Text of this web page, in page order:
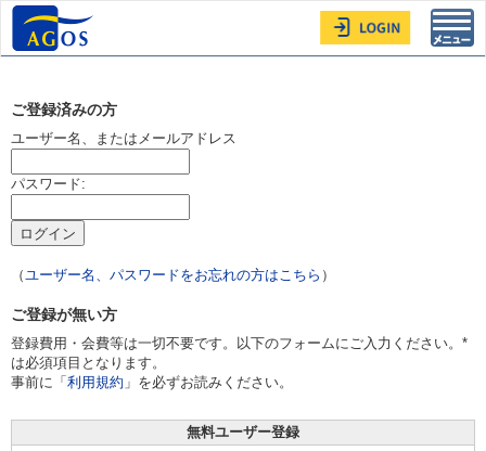
ご登録済みの方
ユーザー名、またはメールアドレス
パスワード:
（ユーザー名、パスワードをお忘れの方はこちら ）
ご登録が無い方
登録費用・会費等は一切不要です。以下のフォームにご入力ください。*
は必須項目となります。
事前に「 利用規約 」を必ずお読みください。
無料ユーザー登録